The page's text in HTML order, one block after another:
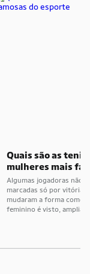
Quais são as
mulheres mais
esporte
Algumas jogadoras não
marcadas só por vitórias.
mudaram a forma como
feminino é visto,
mulheres mais famosas